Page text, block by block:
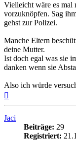
Vielleicht wäre es mal
vorzuknöpfen. Sag
gehst zur Polizei.
Manche Eltern
deine Mutter.
Ist doch egal was sie
danken wenn sie
Also ich würde
oben
Jaci
Beiträge: 29
Registriert: